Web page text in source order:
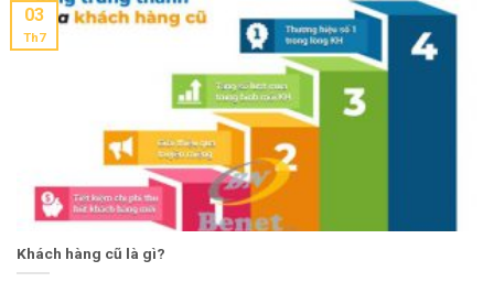
Khách hàng cũ là gì?
03
Th7